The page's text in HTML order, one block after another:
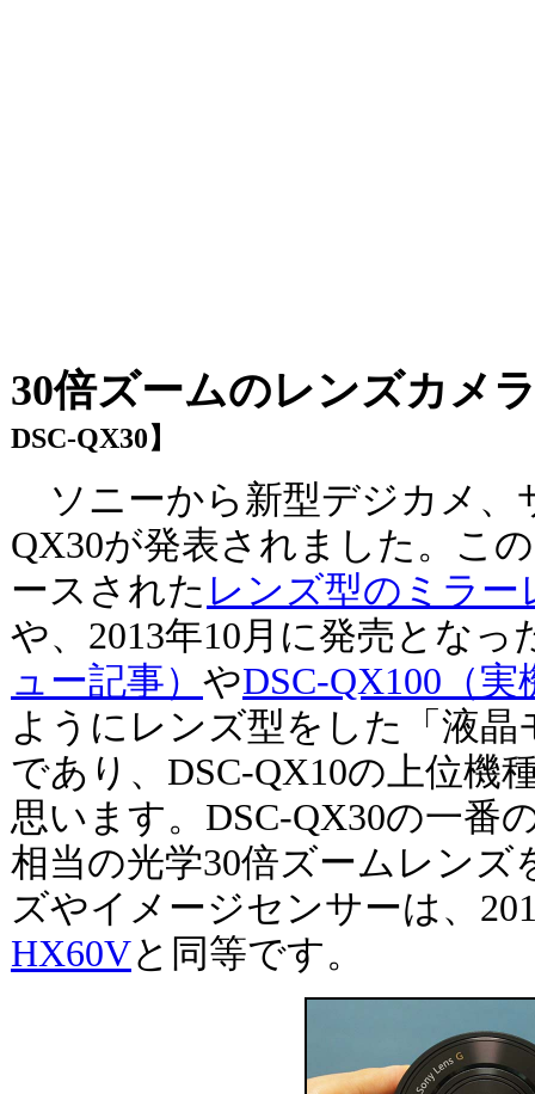
30倍ズームのレンズカ
DSC-QX30】
ソニーから新型デジカメ、
QX30が発表されました。こ
ースされた レンズ型のミラ
や、2013年10月に発売となっ
ュー記事） やDSC-QX100（
ようにレンズ型をした「液
であり、DSC-QX10の上位機
思います。DSC-QX30の一番
相当の光学30倍ズームレン
ズやイメージセンサーは、
HX60Vと同等です。